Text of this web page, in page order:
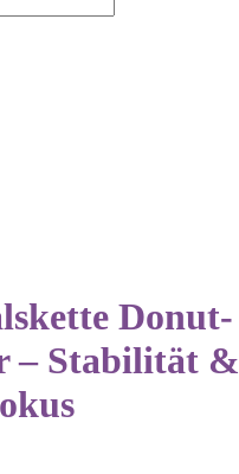
Donut-
– Stabilität &